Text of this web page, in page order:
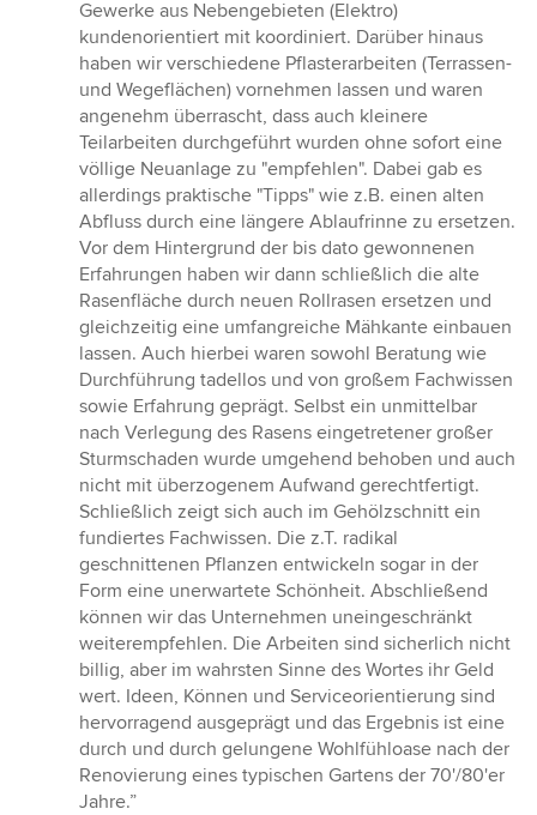
Gewerke aus Nebengebieten (Elektro)
kundenorientiert mit koordiniert. Darüber hinaus
haben wir verschiedene Pflasterarbeiten (Terrassen-
und Wegeflächen) vornehmen lassen und waren
angenehm überrascht, dass auch kleinere
Teilarbeiten durchgeführt wurden ohne sofort eine
völlige Neuanlage zu "empfehlen". Dabei gab es
allerdings praktische "Tipps" wie z.B. einen alten
Abfluss durch eine längere Ablaufrinne zu ersetzen.
Vor dem Hintergrund der bis dato gewonnenen
Erfahrungen haben wir dann schließlich die alte
Rasenfläche durch neuen Rollrasen ersetzen und
gleichzeitig eine umfangreiche Mähkante einbauen
lassen. Auch hierbei waren sowohl Beratung wie
Durchführung tadellos und von großem Fachwissen
sowie Erfahrung geprägt. Selbst ein unmittelbar
nach Verlegung des Rasens eingetretener großer
Sturmschaden wurde umgehend behoben und auch
nicht mit überzogenem Aufwand gerechtfertigt.
Schließlich zeigt sich auch im Gehölzschnitt ein
fundiertes Fachwissen. Die z.T. radikal
geschnittenen Pflanzen entwickeln sogar in der
Form eine unerwartete Schönheit. Abschließend
können wir das Unternehmen uneingeschränkt
weiterempfehlen. Die Arbeiten sind sicherlich nicht
billig, aber im wahrsten Sinne des Wortes ihr Geld
wert. Ideen, Können und Serviceorientierung sind
hervorragend ausgeprägt und das Ergebnis ist eine
durch und durch gelungene Wohlfühloase nach der
Renovierung eines typischen Gartens der 70'/80'er
Jahre.”